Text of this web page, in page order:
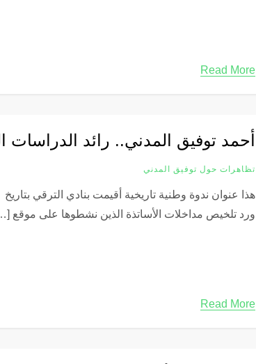
Read More
أحمد توفيق المدني.. رائد الدراسات
تظاهرات حول توفيق المدني
ورد تلخيص مداخلات الأساتذة الذين نشطوها على موقع
Read More